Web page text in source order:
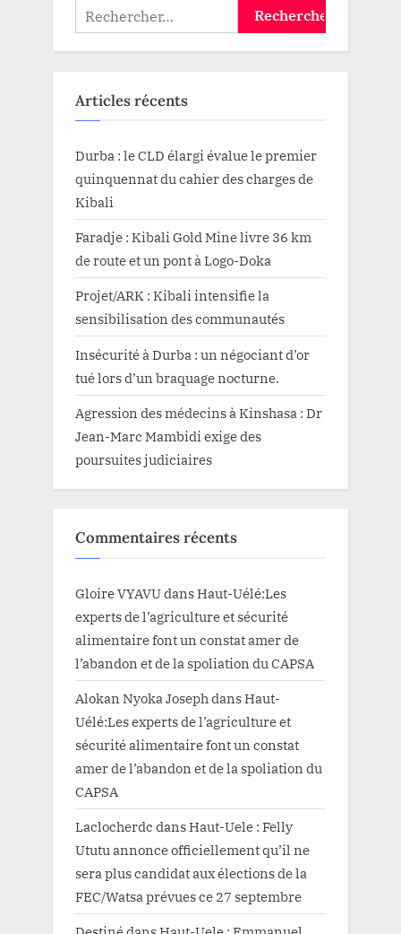
Rechercher :
Articles récents
Durba : le CLD élargi évalue le premier
quinquennat du cahier des charges de
Kibali
Faradje : Kibali Gold Mine livre 36 km
de route et un pont à Logo-Doka
Projet/ARK : Kibali intensifie la
sensibilisation des communautés
Insécurité à Durba : un négociant d’or
tué lors d’un braquage nocturne.
Agression des médecins à Kinshasa : Dr
Jean-Marc Mambidi exige des
poursuites judiciaires
Commentaires récents
Gloire VYAVUdansHaut-Uélé:Les
experts de l’agriculture et sécurité
alimentaire font un constat amer de
l’abandon et de la spoliation du CAPSA
Alokan Nyoka JosephdansHaut-
Uélé:Les experts de l’agriculture et
sécurité alimentaire font un constat
amer de l’abandon et de la spoliation du
CAPSA
Laclocherdc dansHaut-Uele : Felly
Ututu annonce officiellement qu’il ne
sera plus candidat aux élections de la
FEC/Watsa prévues ce 27 septembre